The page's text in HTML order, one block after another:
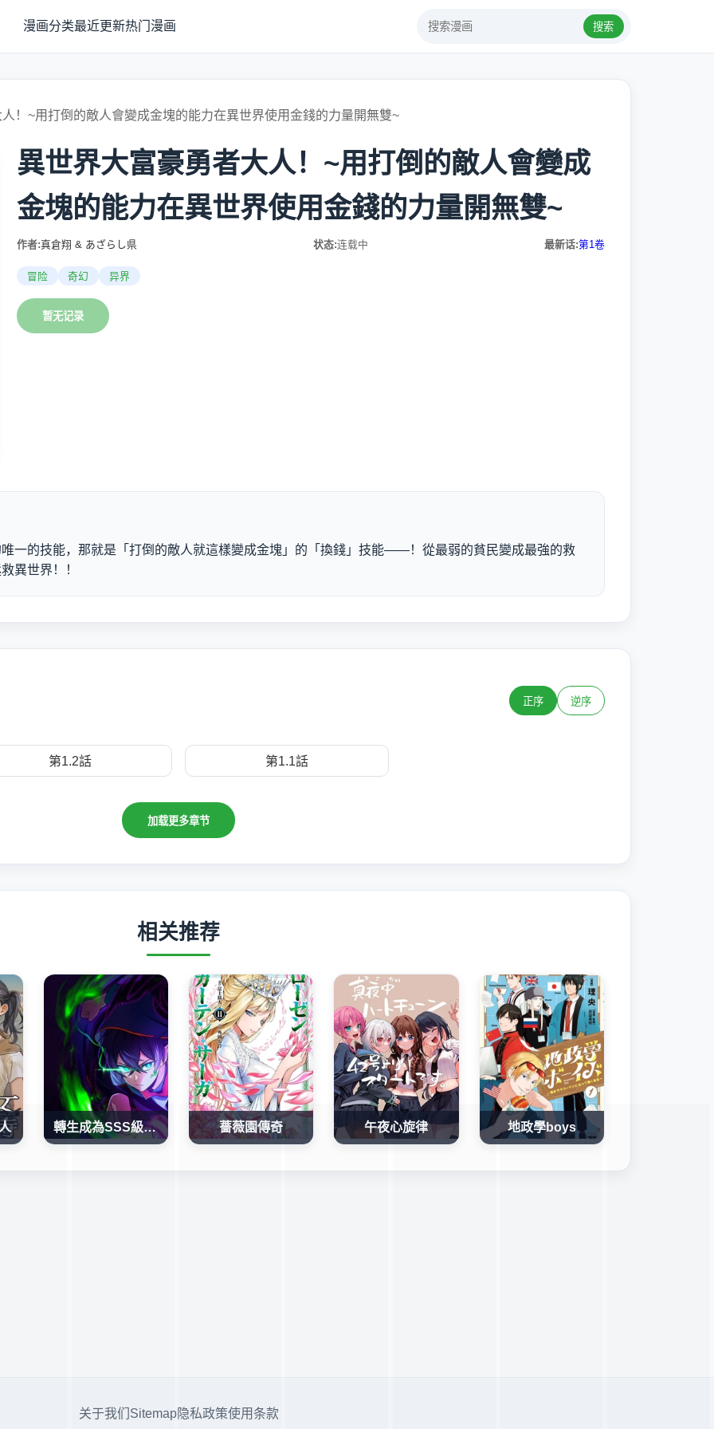
漫画分类最近更新热门漫画 搜索
！~用打倒的敵人會變成金塊的能力在異世界使用金錢的力量開無雙~
異世界大富豪勇者大人！~用打倒的敵人會變成
金塊的能力在異世界使用金錢的力量開無雙~
作者:真倉翔 & あざらし県 状态:连载中 最新话:第1卷
冒险 奇幻 异界
暂无记录
一的技能，那就是「打倒的敵人就這樣變成金塊」的「換錢」技能——！從最弱的貧民變成最強的救
異世界！！
正序 逆序
第1.2話 第1.1話
加载更多章节
相关推荐
轉生成為SSS級哥布林 薔薇園傳奇 午夜心旋律 地政學boys
关于我们 Sitemap隐私政策使用条款